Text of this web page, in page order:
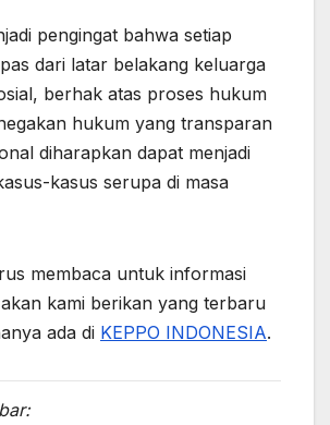
pengingat bahwa setiap
dari latar belakang keluarga
berhak atas proses hukum
hukum yang transparan
diharapkan dapat menjadi
kasus serupa di masa
membaca untuk informasi
kami berikan yang terbaru
ada di KEPPO INDONESIA.